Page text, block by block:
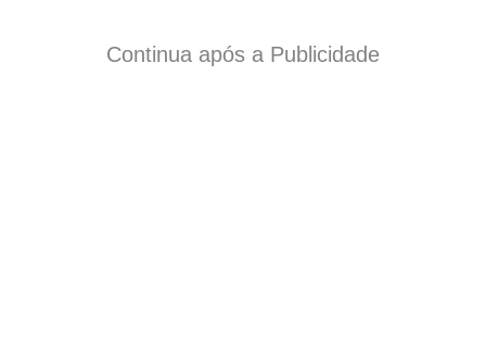
Continua após a Publicidade